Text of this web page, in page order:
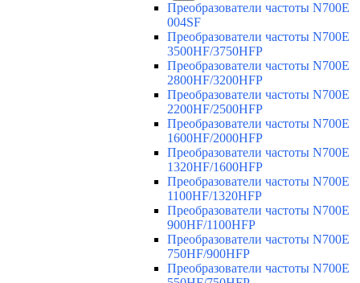
Преобразователи частоты N700E
004SF
Преобразователи частоты N700E
3500HF/3750HFP
Преобразователи частоты N700E
2800HF/3200HFP
Преобразователи частоты N700E
2200HF/2500HFP
Преобразователи частоты N700E
1600HF/2000HFP
Преобразователи частоты N700E
1320HF/1600HFP
Преобразователи частоты N700E
1100HF/1320HFP
Преобразователи частоты N700E
900HF/1100HFP
Преобразователи частоты N700E
750HF/900HFP
Преобразователи частоты N700E